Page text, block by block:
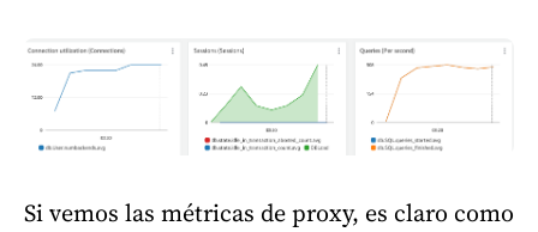
Si vemos las métricas de proxy, es claro como